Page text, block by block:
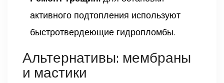
активного подтопления используют
быстротвердеющие гидропломбы.
Альтернативы: мембраны
и мастики